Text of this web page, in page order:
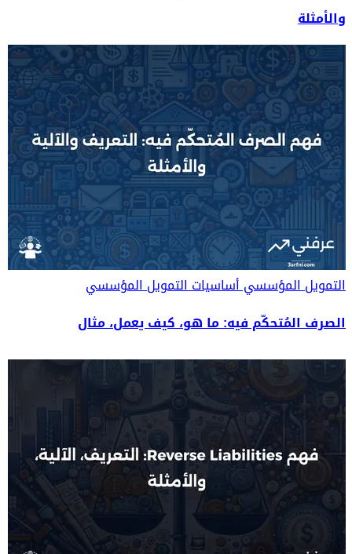
والأمثلة
التمويل المؤسسيأساسيات التمويل المؤسسي
الصرف المُتحكّم فيه: ما هو، كيف يعمل، مثال